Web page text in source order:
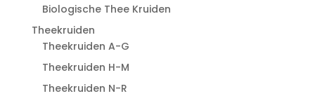
Biologische Thee Kruiden
Theekruiden
Theekruiden A-G
Theekruiden H-M
Theekruiden N-R